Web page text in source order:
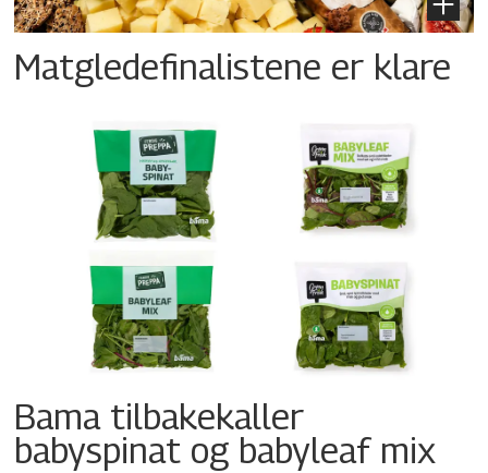
Matgledefinalistene er klare
Bama tilbakekaller
babyspinat og babyleaf mix